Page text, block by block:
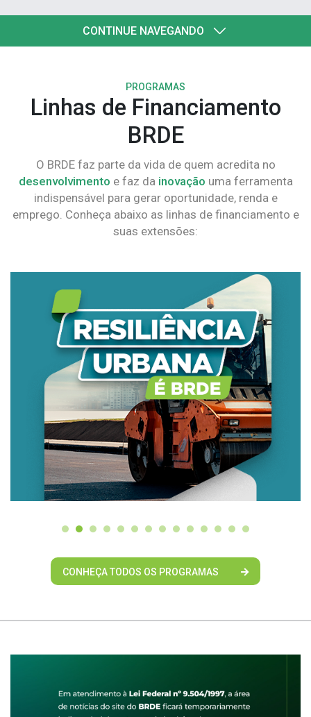
CONTINUE NAVEGANDO
PROGRAMAS
Linhas de Financiamento
BRDE
O BRDE faz parte da vida de quem acredita no
desenvolvimento e faz da inovação uma ferramenta
indispensável para gerar oportunidade, renda e
emprego. Conheça abaixo as linhas de financiamento e
suas extensões:
CONHEÇA TODOS OS PROGRAMAS